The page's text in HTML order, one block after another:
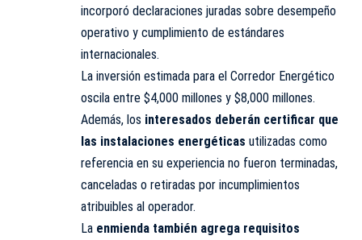
incorporó declaraciones juradas sobre desempeño
operativo y cumplimiento de estándares
internacionales.
La inversión estimada para el Corredor Energético
oscila entre $4,000 millones y $8,000 millones.
Además, los interesados deberán certificar que
las instalaciones energéticas utilizadas como
referencia en su experiencia no fueron terminadas,
canceladas o retiradas por incumplimientos
atribuibles al operador.
La enmienda también agrega requisitos